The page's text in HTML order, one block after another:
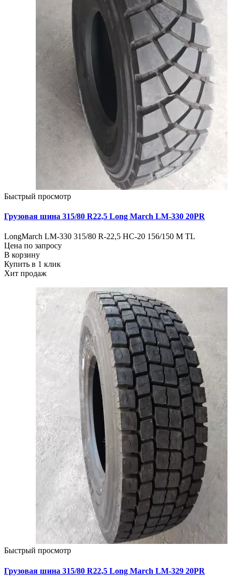
Быстрый просмотр
Грузовая шина 315/80 R22,5 Long March LM-330 20PR
LongMarch LM-330 315/80 R-22,5 HC-20 156/150 M TL
Цена по запросу
В корзину
Купить в 1 клик
Хит продаж
Быстрый просмотр
Грузовая шина 315/80 R22,5 Long March LM-329 20PR